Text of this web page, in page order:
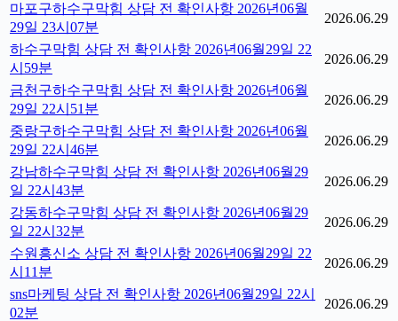
마포구하수구막힘 상담 전 확인사항 2026년06월
29일 23시07분
2026.06.29
하수구막힘 상담 전 확인사항 2026년06월29일 22
시59분
2026.06.29
금천구하수구막힘 상담 전 확인사항 2026년06월
29일 22시51분
2026.06.29
중랑구하수구막힘 상담 전 확인사항 2026년06월
29일 22시46분
2026.06.29
강남하수구막힘 상담 전 확인사항 2026년06월29
일 22시43분
2026.06.29
강동하수구막힘 상담 전 확인사항 2026년06월29
일 22시32분
2026.06.29
수원흥신소 상담 전 확인사항 2026년06월29일 22
시11분
2026.06.29
sns마케팅 상담 전 확인사항 2026년06월29일 22시
02분
2026.06.29